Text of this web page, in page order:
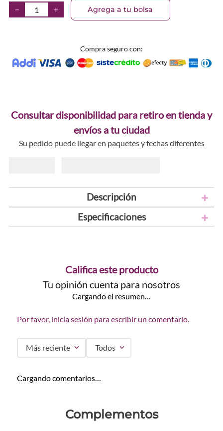
＋
－ Agrega a tu bolsa
Compra seguro con:
Consultar disponibilidad para retiro en tienda y
envíos a tu ciudad
Su pedido puede llegar en paquetes y fechas diferentes
Descripción
Especificaciones
Califica este producto
Tu opinión cuenta para nosotros
Cargando el resumen…
Por favor, inicia sesión para escribir un comentario.
Más reciente Todos
Cargando comentarios…
Complementos